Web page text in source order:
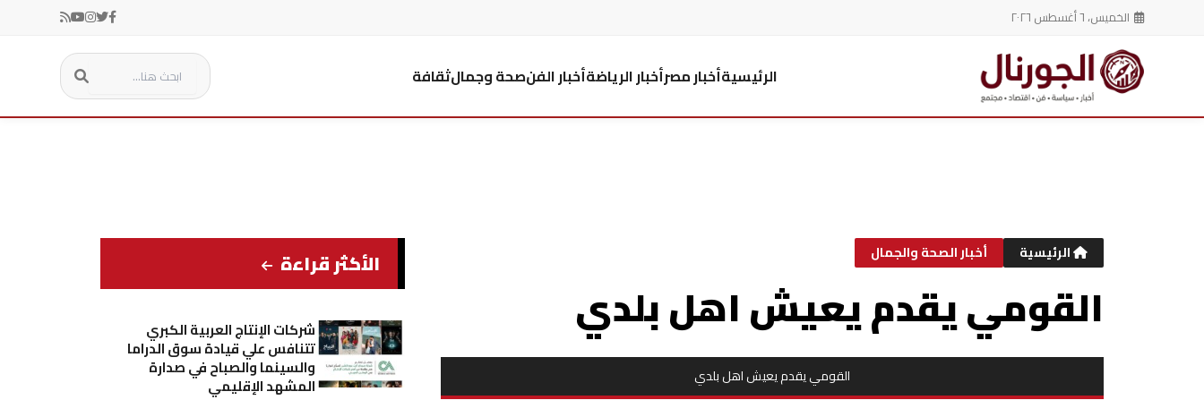
الخميس، ٦ أغسطس ٢٠٢٦
الرئيسيةأخبار مصرأخبار الرياضةأخبار الفنصحة وجمالثقافة
الرئيسية أخبار الصحة والجمال
القومي يقدم يعيش اهل بلدي
القومي يقدم يعيش اهل بلدي
الأكثر قراءة
شركات الإنتاج العربية الكبري
تتنافس علي قيادة سوق الدراما
والسينما والصباح في صدارة
المشهد الإقليمي